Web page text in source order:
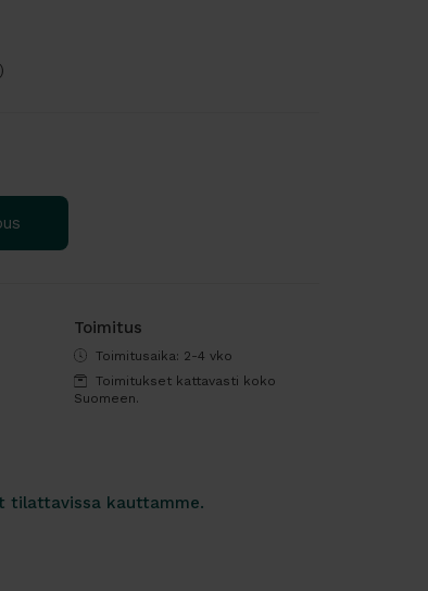
Toimitus
Toimitusaika: 2-4 vko
Toimitukset kattavasti koko
Suomeen.
tilattavissa kauttamme.